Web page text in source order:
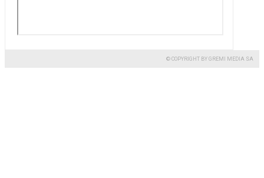
© COPYRIGHT BY GREMI MEDIA SA